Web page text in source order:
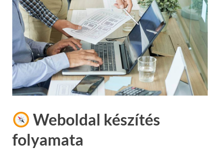
Weboldal készítés
folyamata